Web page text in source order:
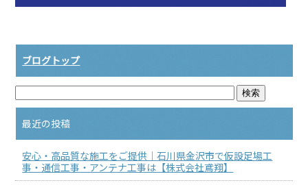
ブログトップ
最近の投稿
安心・高品質な施工をご提供｜石川県金沢市で仮設足場工
事・通信工事・アンテナ工事は【株式会社鳶翔】